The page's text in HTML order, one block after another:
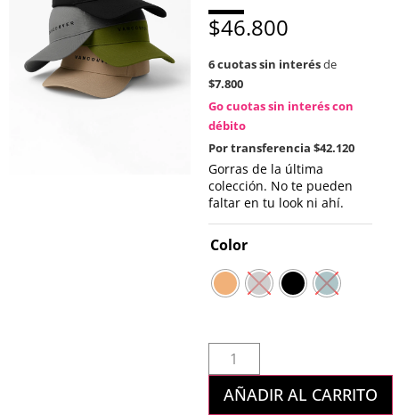
$46.800
6 cuotas sin interésde
$7.800
Go cuotas sin interés con
débito
Por transferencia $42.120
Gorras de la última
colección. No te pueden
faltar en tu look ni ahí.
Color
AÑADIR AL CARRITO